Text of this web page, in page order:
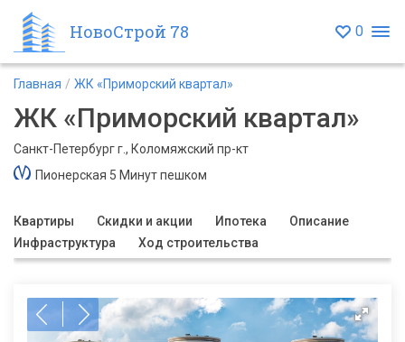
НовоСтрой 78 0
Главная ЖК «Приморский квартал»
ЖК «Приморский квартал»
Санкт-Петербург г., Коломяжский пр-кт
Пионерская 5 Минут пешком
Квартиры Скидки и акции Ипотека
Описание
Инфраструктура
Ход строительства